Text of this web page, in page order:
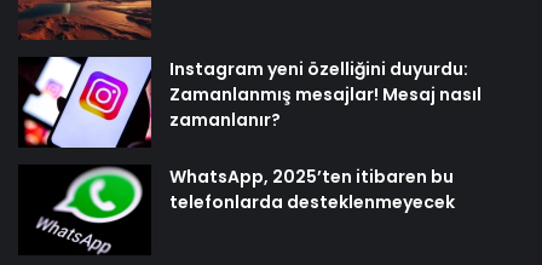
Instagram yeni özelliğini duyurdu:
Zamanlanmış mesajlar! Mesaj nasıl
zamanlanır?
WhatsApp, 2025’ten itibaren bu
telefonlarda desteklenmeyecek